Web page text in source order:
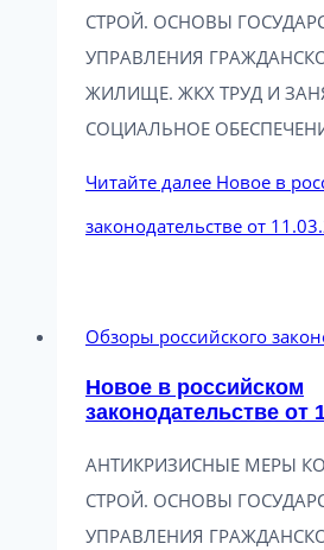
СТРОЙ. ОСНОВЫ
УПРАВЛЕНИЯ
ЖИЛИЩЕ. ЖКХ ТРУД И
СОЦИАЛЬНОЕ
Читайте далее Новое в
законодательстве от
Обзоры российского
Новое в российском
законодательстве от
АНТИКРИЗИСНЫЕ МЕРЫ
СТРОЙ. ОСНОВЫ
УПРАВЛЕНИЯ